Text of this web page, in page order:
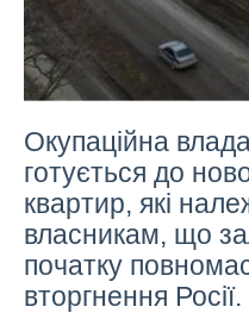
Окупаційна
готується до
квартир, які
власникам, що
початку
вторгнення Росії.